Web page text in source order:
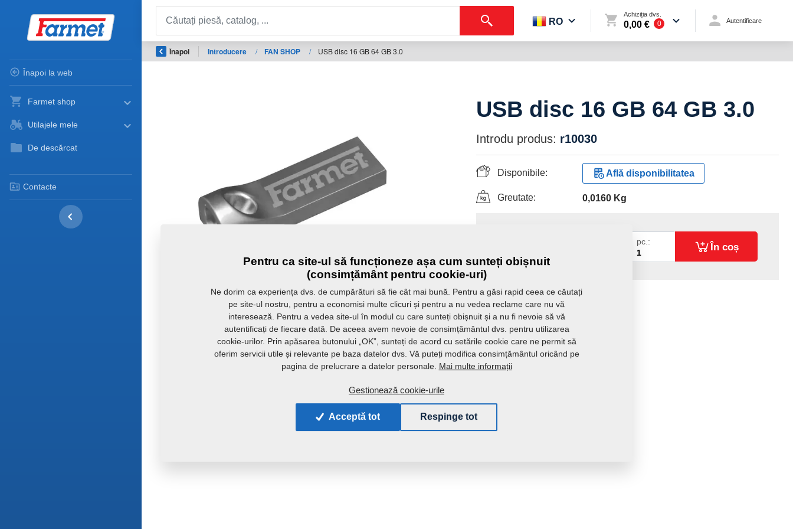
Înapoi la web
Farmet shop
Utilajele mele
De descărcat
Contacte
RO
Achiziția dvs.
0,00 € 0 Autentificare
Înapoi Introducere / FAN SHOP / USB disc 16 GB 64 GB 3.0
USB disc 16 GB 64 GB 3.0
Introdu produs: r10030
Disponibile: Află disponibilitatea
Greutate: 0,0160 Kg
cu TVA
pc.: În coș
Pentru ca site-ul să funcționeze așa cum sunteți obișnuit
(consimțământ pentru cookie-uri)
Ne dorim ca experiența dvs. de cumpărături să fie cât mai bună. Pentru a găsi rapid ceea ce căutați
pe site-ul nostru, pentru a economisi multe clicuri și pentru a nu vedea reclame care nu vă
interesează. Pentru a vedea site-ul în modul cu care sunteți obișnuit și a nu fi nevoie să vă
autentificați de fiecare dată. De aceea avem nevoie de consimțământul dvs. pentru utilizarea
cookie-urilor. Prin apăsarea butonului „OK”, sunteți de acord cu setările cookie care ne permit să
oferim servicii utile și relevante pe baza datelor dvs. Vă puteți modifica consimțământul oricând pe
pagina de prelucrare a datelor personale. Mai multe informații
Gestionează cookie-urile
Acceptă tot Respinge tot